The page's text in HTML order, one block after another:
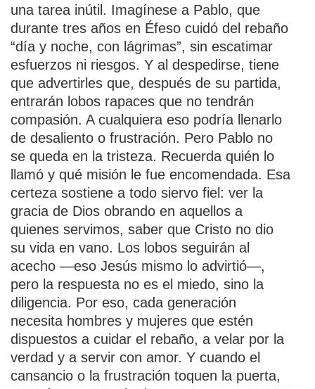
una tarea inútil. Imagínese a Pablo, que
durante tres años en Éfeso cuidó del rebaño
“día y noche, con lágrimas”, sin escatimar
esfuerzos ni riesgos. Y al despedirse, tiene
que advertirles que, después de su partida,
entrarán lobos rapaces que no tendrán
compasión. A cualquiera eso podría llenarlo
de desaliento o frustración. Pero Pablo no
se queda en la tristeza. Recuerda quién lo
llamó y qué misión le fue encomendada. Esa
certeza sostiene a todo siervo fiel: ver la
gracia de Dios obrando en aquellos a
quienes servimos, saber que Cristo no dio
su vida en vano. Los lobos seguirán al
acecho —eso Jesús mismo lo advirtió—,
pero la respuesta no es el miedo, sino la
diligencia. Por eso, cada generación
necesita hombres y mujeres que estén
dispuestos a cuidar el rebaño, a velar por la
verdad y a servir con amor. Y cuando el
cansancio o la frustración toquen la puerta,